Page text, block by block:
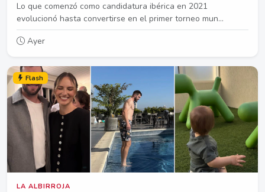
Lo que comenzó como candidatura ibérica en 2021
evolucionó hasta convertirse en el primer torneo mun...
Ayer
Flash
LA ALBIRROJA